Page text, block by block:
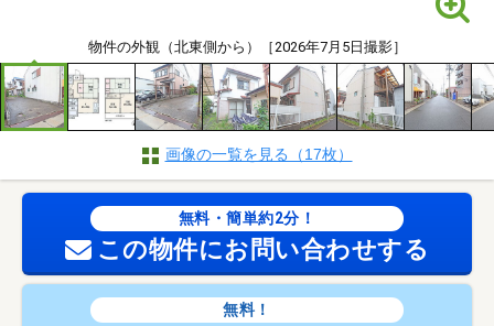
物件の外観（北東側から）［2026年7月5日撮影］
画像の一覧を見る（17枚）
無料・簡単約2分！
この物件にお問い合わせする
無料！